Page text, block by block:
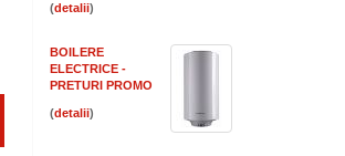
( )
BOILERE
ELECTRICE -
PRETURI PROMO
( )